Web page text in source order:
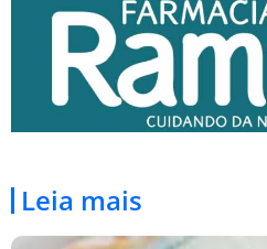
Leia mais